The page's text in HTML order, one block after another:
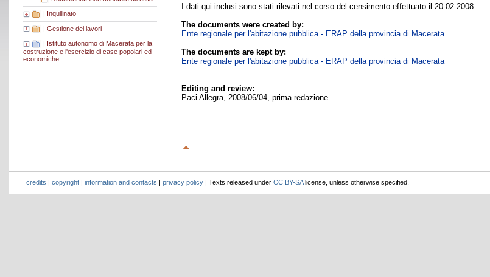
| Inquilinato
| Gestione dei lavori
| Istituto autonomo di Macerata per la
costruzione e l'esercizio di case popolari ed
economiche
I dati qui inclusi sono stati rilevati nel corso del censimento effettuato il 20.02.2008.
The documents were created by:
Ente regionale per l'abitazione pubblica - ERAP della provincia di Macerata
The documents are kept by:
Ente regionale per l'abitazione pubblica - ERAP della provincia di Macerata
Editing and review:
Paci Allegra, 2008/06/04, prima redazione
credits copyright information and contacts privacy policy | Texts released under CC BY-SAlicense, unless otherwise specified.